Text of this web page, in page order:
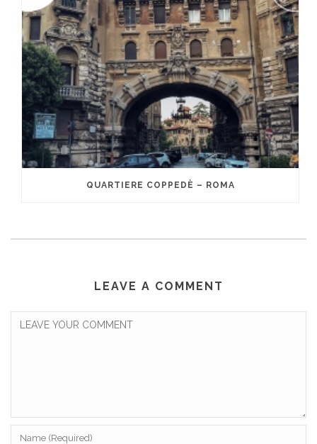
QUARTIERE COPPEDÈ – ROMA
LEAVE A COMMENT